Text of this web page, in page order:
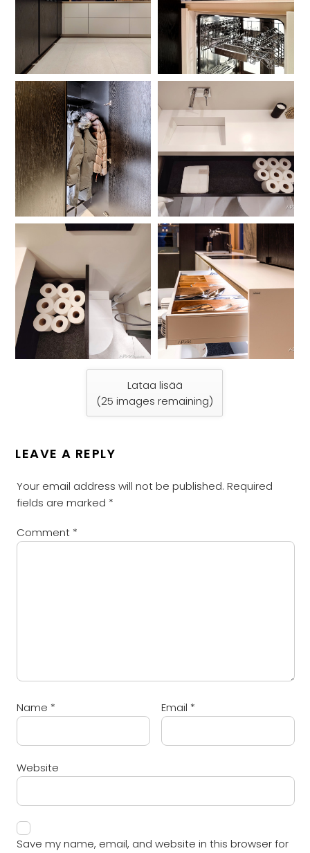
Lataa lisää
(25 images remaining)
LEAVE A REPLY
Your email address will not be published. Required
fields are marked *
Comment *
Name * Email *
Website
Save my name, email, and website in this browser for